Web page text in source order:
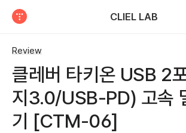
CLIEL LAB
Review
클레버 타키온 USB 2
지3.0/USB-PD) 고속
기 [CTM-06]